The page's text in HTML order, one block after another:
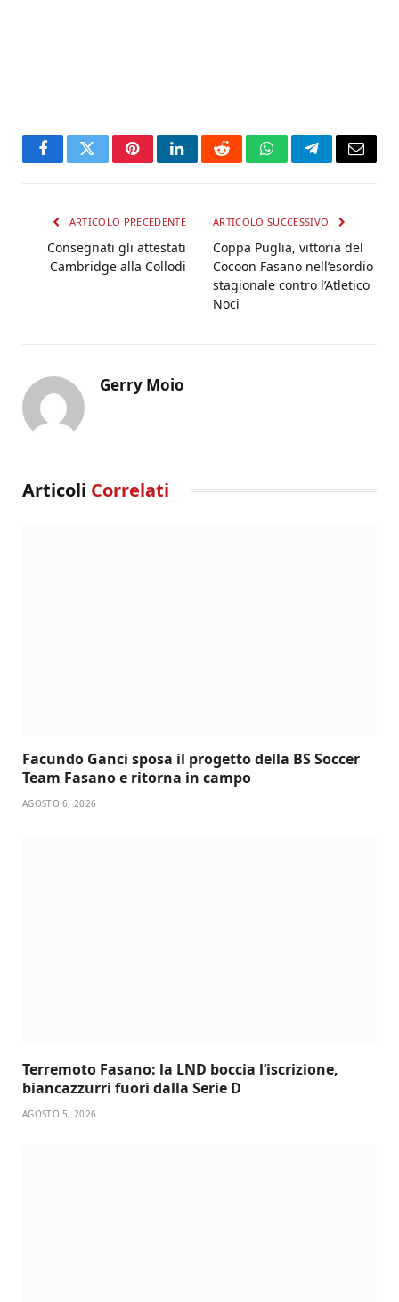
FacebookTwitterPinterestLinkedInRedditWhatsAppTelegramEmail
ARTICOLO PRECEDENTE
Consegnati gli attestati
Cambridge alla Collodi
ARTICOLO SUCCESSIVO
Coppa Puglia, vittoria del
Cocoon Fasano nell’esordio
stagionale contro l’Atletico
Noci
Gerry Moio
Articoli Correlati
Facundo Ganci sposa il progetto della BS Soccer
Team Fasano e ritorna in campo
AGOSTO 6, 2026
Terremoto Fasano: la LND boccia l’iscrizione,
biancazzurri fuori dalla Serie D
AGOSTO 5, 2026